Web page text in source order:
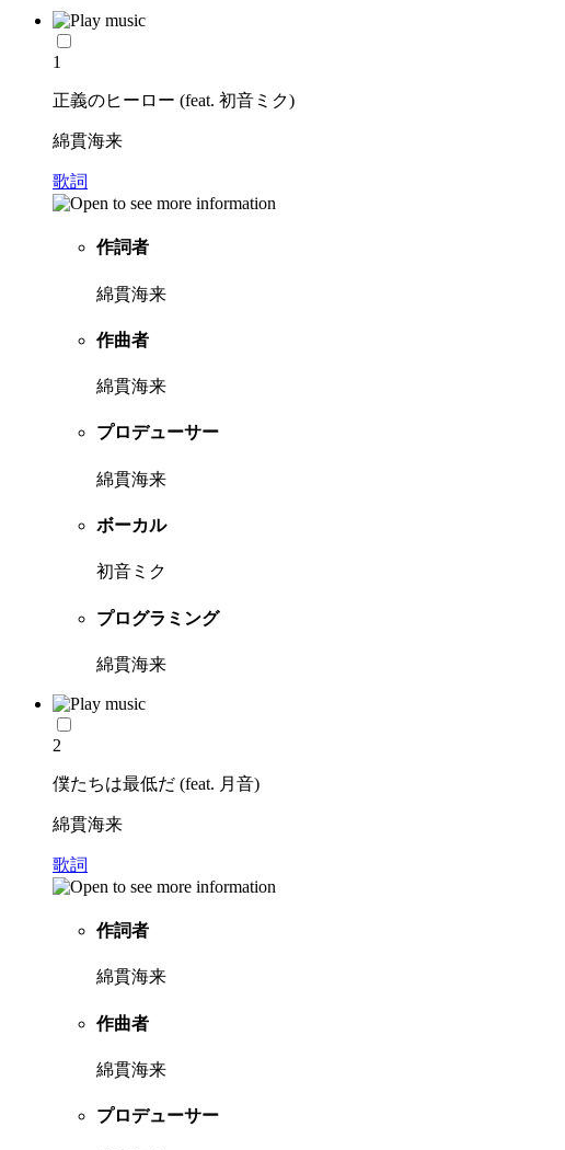
1
正義のヒーロー (feat. 初音ミク)
綿貫海来
歌詞
作詞者
綿貫海来
作曲者
綿貫海来
プロデューサー
綿貫海来
ボーカル
初音ミク
プログラミング
綿貫海来
2
僕たちは最低だ (feat. 月音)
綿貫海来
歌詞
作詞者
綿貫海来
作曲者
綿貫海来
プロデューサー